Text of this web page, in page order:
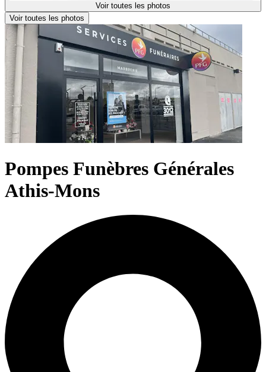
Voir toutes les photos
Voir toutes les photos
Pompes Funèbres Générales
Athis-Mons